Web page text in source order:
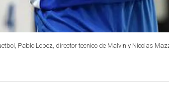
Pablo Lopez, director tecnico de Malvin y Nicolas